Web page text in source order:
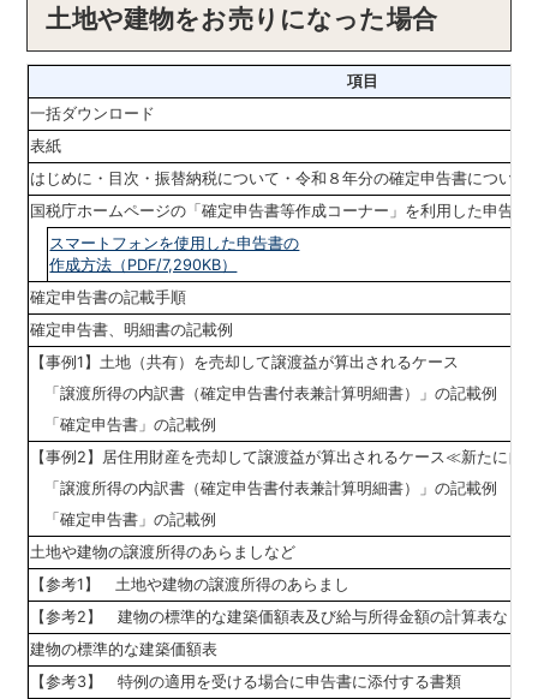
土地や建物をお売りになった場合
項目
一括ダウンロード
表紙
はじめに・目次・振替納税について・令和８年分の確定申告書について
国税庁ホームページの「確定申告書等作成コーナー」を利用した申告書
スマートフォンを使用した申告書の
作成方法（PDF/7,290KB）
確定申告書の記載手順
確定申告書、明細書の記載例
【事例1】土地（共有）を売却して譲渡益が算出されるケース
「譲渡所得の内訳書（確定申告書付表兼計算明細書）」の記載例
「確定申告書」の記載例
【事例2】居住用財産を売却して譲渡益が算出されるケース≪新たに自
「譲渡所得の内訳書（確定申告書付表兼計算明細書）」の記載例
「確定申告書」の記載例
土地や建物の譲渡所得のあらましなど
【参考1】 土地や建物の譲渡所得のあらまし
【参考2】 建物の標準的な建築価額表及び給与所得金額の計算表など
建物の標準的な建築価額表
【参考3】 特例の適用を受ける場合に申告書に添付する書類